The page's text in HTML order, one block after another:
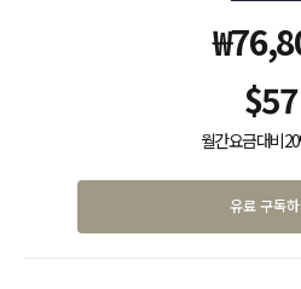
₩
$57
월간 요금 대비
유료 구독하